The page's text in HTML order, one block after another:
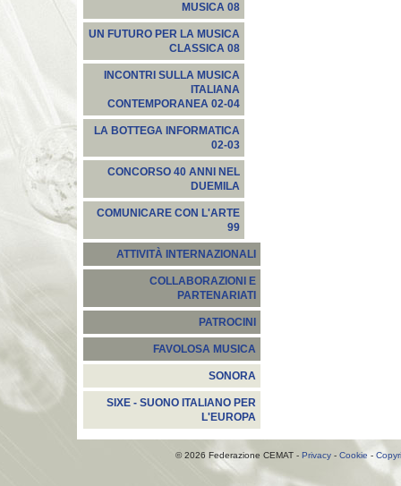
MUSICA 08
UN FUTURO PER LA MUSICA
CLASSICA 08
INCONTRI SULLA MUSICA
ITALIANA
CONTEMPORANEA 02-04
LA BOTTEGA INFORMATICA
02-03
CONCORSO 40 ANNI NEL
DUEMILA
COMUNICARE CON L'ARTE
99
ATTIVITÀ INTERNAZIONALI
COLLABORAZIONI E
PARTENARIATI
PATROCINI
FAVOLOSA MUSICA
SONORA
SIXE - SUONO ITALIANO PER
L'EUROPA
© 2026 Federazione CEMAT - Privacy- Cookie -